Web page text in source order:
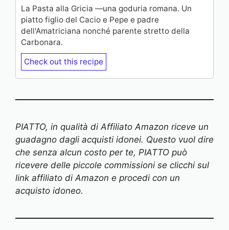
La Pasta alla Gricia —una goduria romana. Un
piatto figlio del Cacio e Pepe e padre
dell'Amatriciana nonché parente stretto della
Carbonara.
Check out this recipe
PIATTO, in qualità di Affiliato Amazon riceve un
guadagno dagli acquisti idonei. Questo vuol dire
che senza alcun costo per te, PIATTO può
ricevere delle piccole commissioni se clicchi sul
link affiliato di Amazon e procedi con un
acquisto idoneo.